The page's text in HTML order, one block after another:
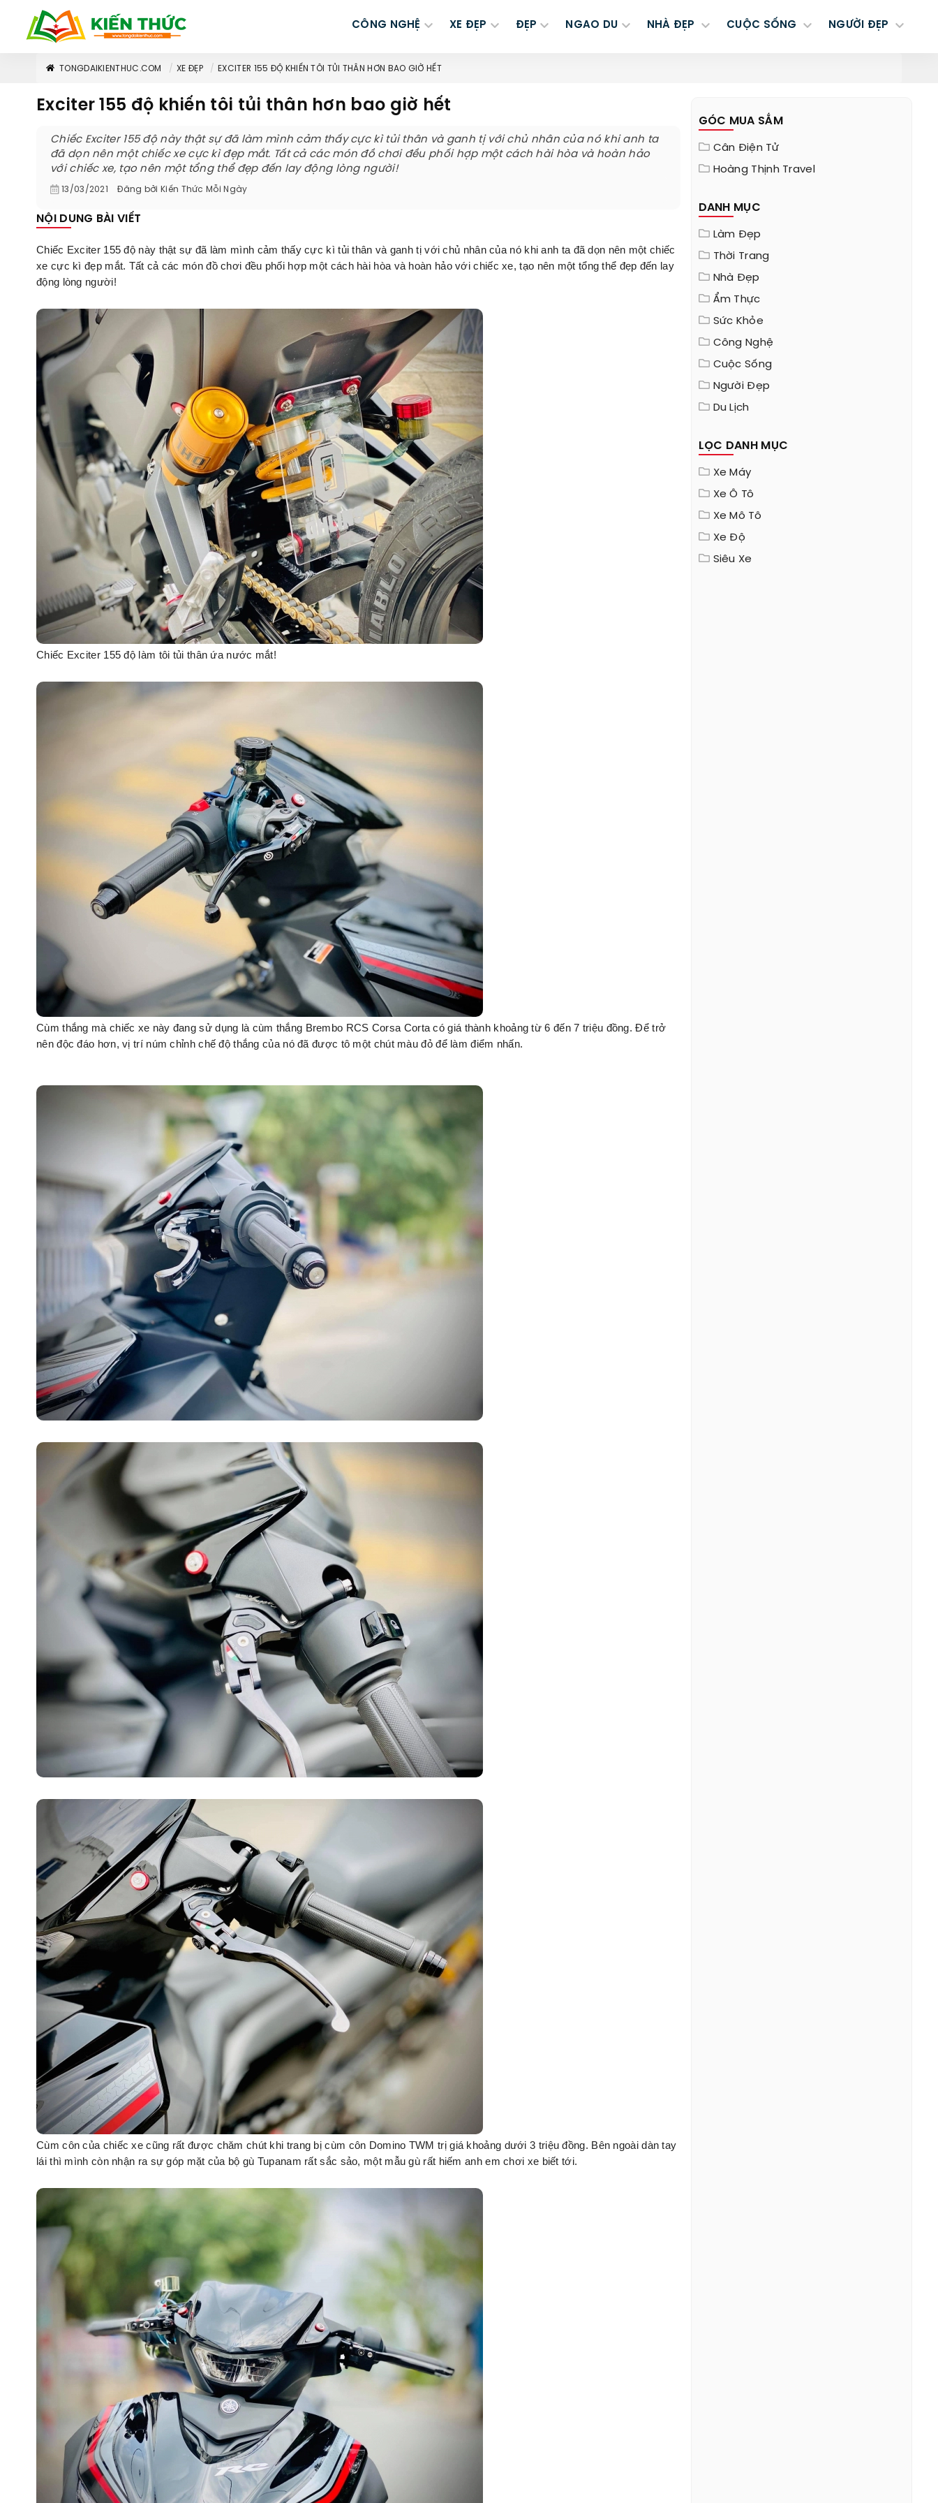
CÔNG NGHỆ XE ĐẸP ĐẸP NGAO DU NHÀ ĐẸP CUỘC SỐNG NGƯỜI ĐẸP
TONGDAIKIENTHUC.COM XE ĐẸP EXCITER 155 ĐỘ KHIẾN TÔI TỦI THÂN HƠN BAO GIỜ HẾT
Exciter 155 độ khiến tôi tủi thân hơn bao giờ hết
Chiếc Exciter 155 độ này thật sự đã làm mình cảm thấy cực kì tủi thân và ganh tị với chủ nhân của nó khi anh ta
đã dọn nên một chiếc xe cực kì đẹp mắt. Tất cả các món đồ chơi đều phối hợp một cách hài hòa và hoàn hảo
với chiếc xe, tạo nên một tổng thể đẹp đến lay động lòng người!
13/03/2021 Đăng bởi Kiến Thức Mỗi Ngày
NỘI DUNG BÀI VIẾT
Chiếc Exciter 155 độ này thật sự đã làm mình cảm thấy cực kì tủi thân và ganh tị với chủ nhân của nó khi anh ta đã dọn nên một chiếc
xe cực kì đẹp mắt. Tất cả các món đồ chơi đều phối hợp một cách hài hòa và hoàn hảo với chiếc xe, tạo nên một tổng thể đẹp đến lay
động lòng người!
Chiếc Exciter 155 độ làm tôi tủi thân ứa nước mắt!
Cùm thắng mà chiếc xe này đang sử dụng là cùm thắng Brembo RCS Corsa Corta có giá thành khoảng từ 6 đến 7 triệu đồng. Để trở
nên độc đáo hơn, vị trí núm chỉnh chế độ thắng của nó đã được tô một chút màu đỏ để làm điểm nhấn.
Cùm côn của chiếc xe cũng rất được chăm chút khi trang bị cùm côn Domino TWM trị giá khoảng dưới 3 triệu đồng. Bên ngoài dàn tay
lái thì mình còn nhận ra sự góp mặt của bộ gù Tupanam rất sắc sảo, một mẫu gù rất hiếm anh em chơi xe biết tới.
GÓC MUA SẮM
Cân Điện Tử
Hoàng Thịnh Travel
DANH MỤC
Làm Đẹp
Thời Trang
Nhà Đẹp
Ẩm Thực
Sức Khỏe
Công Nghệ
Cuộc Sống
Người Đẹp
Du Lịch
LỌC DANH MỤC
Xe Máy
Xe Ô Tô
Xe Mô Tô
Xe Độ
Siêu Xe